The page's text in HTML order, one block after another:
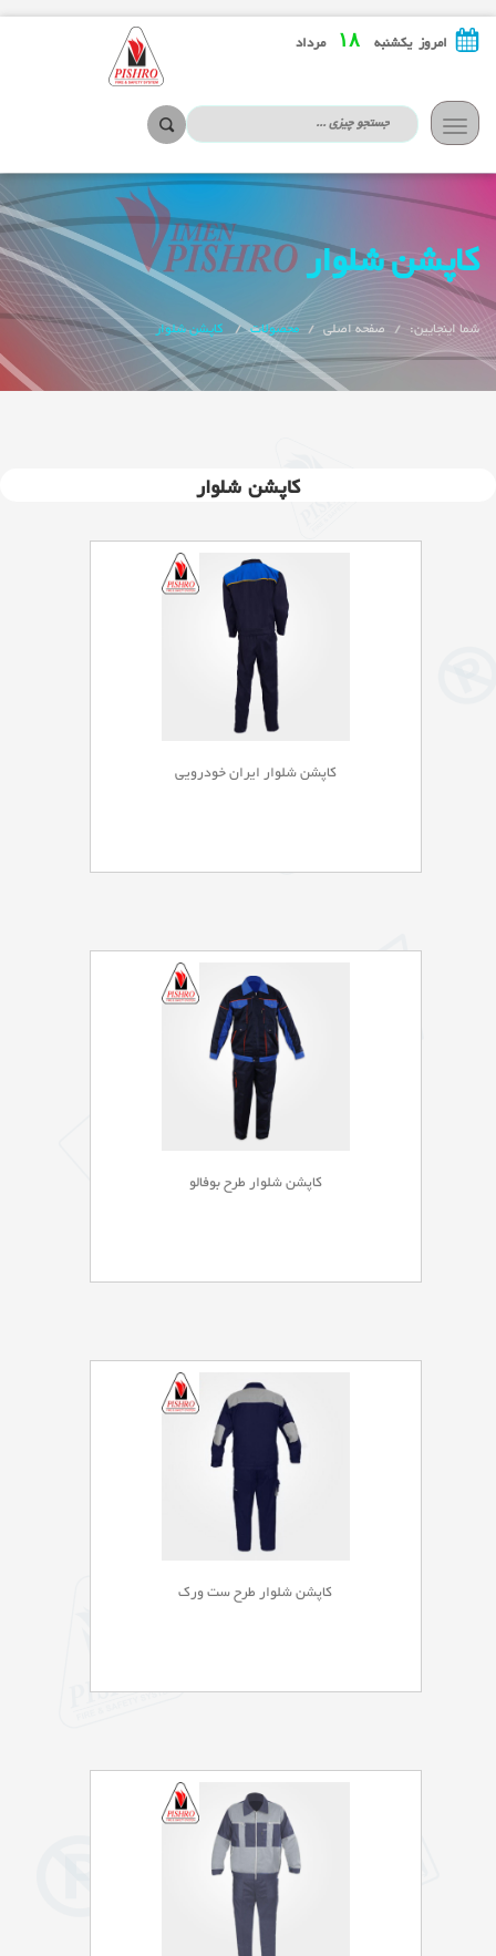
امروز یکشنبه۱۸ مرداد
تعویض
ناوبری
کاپشن شلوار
شما اینجایین: صفحه اصلی محصولات کاپشن شلوار
کاپشن شلوار
کاپشن شلوار ایران خودرویی
کاپشن شلوار طرح بوفالو
کاپشن شلوار طرح ست ورک